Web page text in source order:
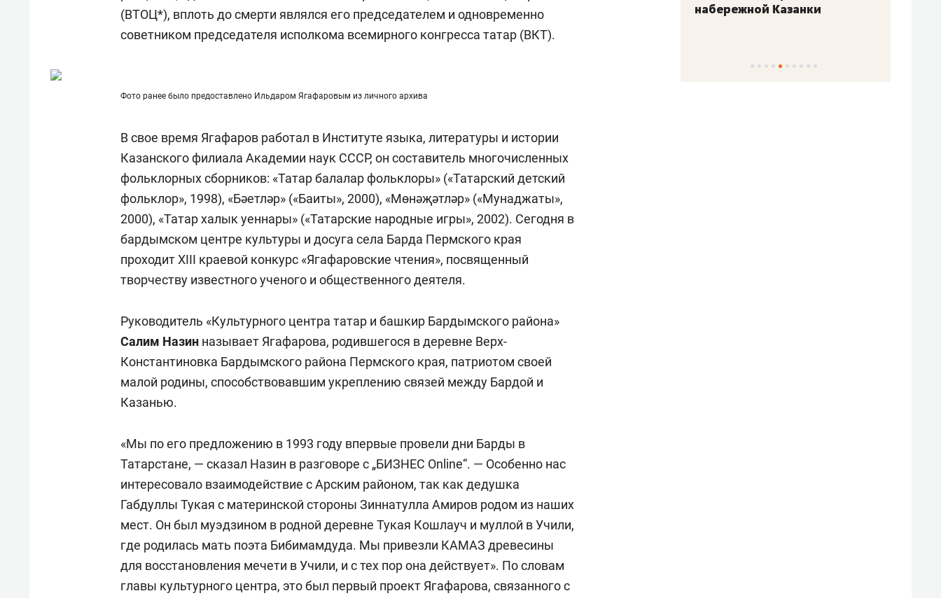
(ВТОЦ*), вплоть до смерти являлся его председателем и одновременно
советником председателя исполкома всемирного конгресса татар (ВКТ).
Фото ранее было предоставлено Ильдаром Ягафаровым из личного архива
В свое время Ягафаров работал в Институте языка, литературы и истории
Казанского филиала Академии наук СССР, он составитель многочисленных
фольклорных сборников: «Татар балалар фольклоры» («Татарский детский
фольклор», 1998), «Бәетләр» («Баиты», 2000), «Мөнәҗәтләр» («Мунаджаты»,
2000), «Татар халык уеннары» («Татарские народные игры», 2002). Сегодня в
бардымском центре культуры и досуга села Барда Пермского края
проходит XIII краевой конкурс «Ягафаровские чтения», посвященный
творчеству известного ученого и общественного деятеля.
Руководитель «Культурного центра татар и башкир Бардымского района»
Салим Назин называет Ягафарова, родившегося в деревне Верх-
Константиновка Бардымского района Пермского края, патриотом своей
малой родины, способствовавшим укреплению связей между Бардой и
Казанью.
«Мы по его предложению в 1993 году впервые провели дни Барды в
Татарстане, — сказал Назин в разговоре с „БИЗНЕС Online“. — Особенно нас
интересовало взаимодействие с Арским районом, так как дедушка
Габдуллы Тукая с материнской стороны Зиннатулла Амиров родом из наших
мест. Он был муэдзином в родной деревне Тукая Кошлауч и муллой в Учили,
где родилась мать поэта Бибимамдуда. Мы привезли КАМАЗ древесины
для восстановления мечети в Учили, и с тех пор она действует». По словам
главы культурного центра, это был первый проект Ягафарова, связанного с
состоянием как основа
антихрупких команд
«Гонка Героев»
Казани
набережной Казанки